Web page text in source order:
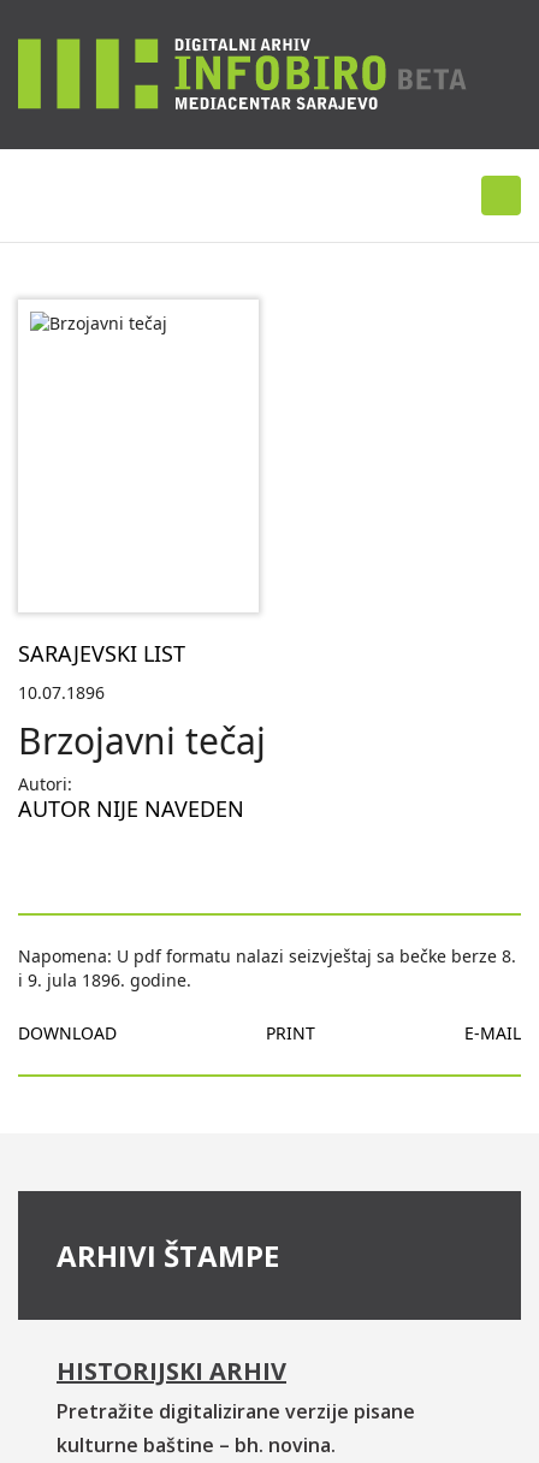
SARAJEVSKI LIST
10.07.1896
Brzojavni tečaj
Autori:
AUTOR NIJE NAVEDEN
Napomena: U pdf formatu nalazi seizvještaj sa bečke berze 8.
i 9. jula 1896. godine.
DOWNLOAD PRINT E-MAIL
ARHIVI ŠTAMPE
HISTORIJSKI ARHIV
Pretražite digitalizirane verzije pisane
kulturne baštine – bh. novina.